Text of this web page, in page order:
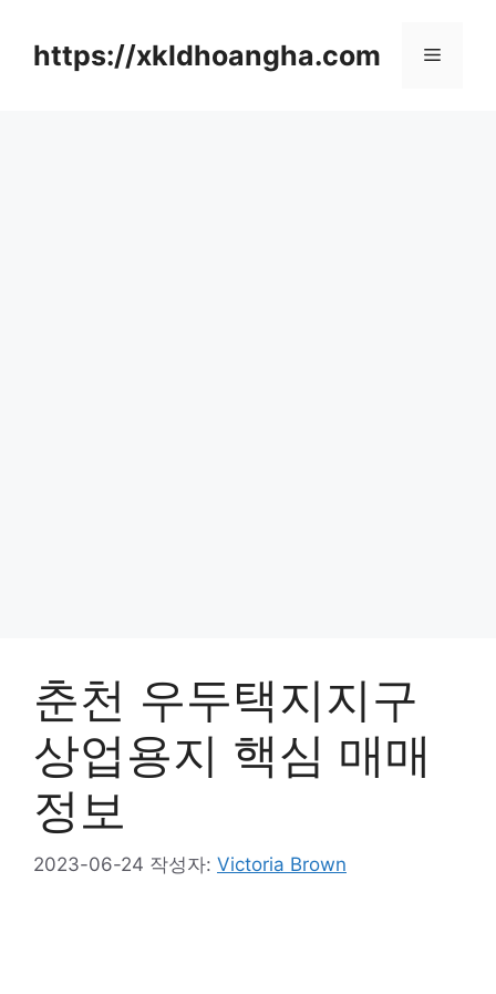
https://xkldhoangha.com 메
춘천 우두택지지구
상업용지 핵심 매매
정보
2023-06-24 작성자: Victoria Brown